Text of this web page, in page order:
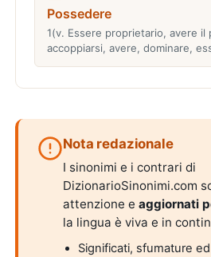
Possedere
1(v. Essere proprietario, avere il
accoppiarsi, avere, dominare,
Nota redazionale
I sinonimi e i contrari di
DizionarioSinonimi.com
attenzione eaggiornati
la lingua è viva e in
Significati, sfumature